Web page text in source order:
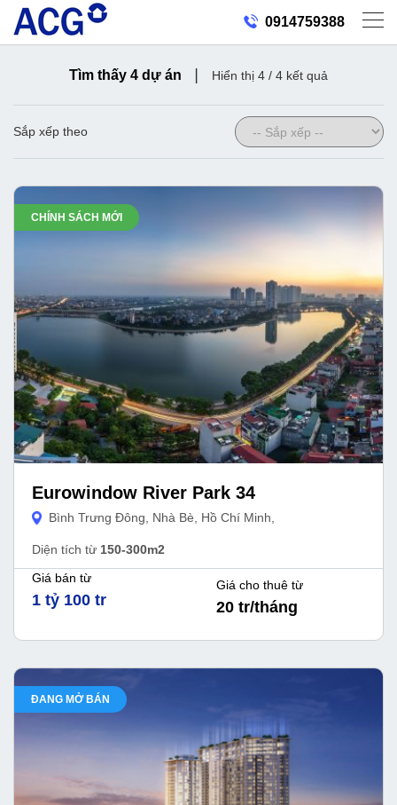
0914759388
Tìm thấy 4 dự án | Hiển thị 4 / 4 kết quả
Sắp xếp theo
CHÍNH SÁCH MỚI
Eurowindow River Park 34
Bình Trưng Đông, Nhà Bè, Hồ Chí Minh,
Diện tích từ 150-300m2
Giá bán từ
1 tỷ 100 tr
Giá cho thuê từ
20 tr/tháng
ĐANG MỞ BÁN